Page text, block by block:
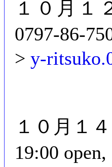
１０月１
0797-86-
> y-
１０月１
19:00